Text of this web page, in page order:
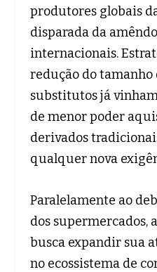
produtores globais
disparada da
internacionais.
redução do tamanho
substitutos já
de menor poder
derivados
qualquer nova
Paralelamente ao
dos supermercados,
busca expandir sua
no ecossistema de